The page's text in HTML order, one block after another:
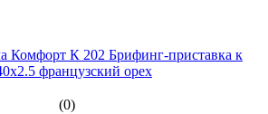
Комфорт К 202 Брифинг-приставка к
французский орех
(0)